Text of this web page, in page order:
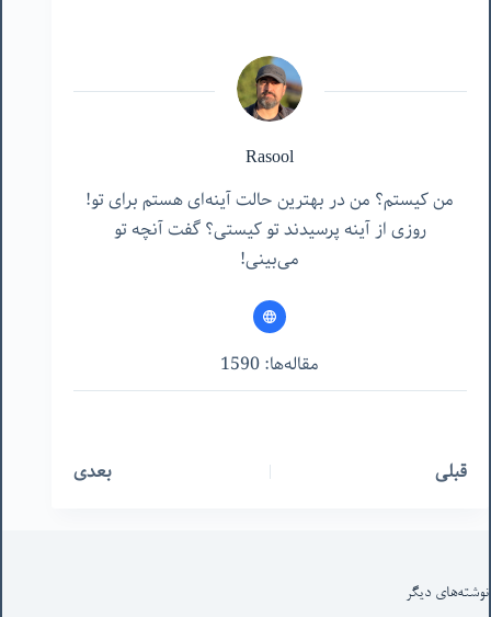
Rasool
من کیستم؟ من در بهترین حالت آینه‌ای هستم برای تو!
روزی از آینه پرسیدند تو کیستی؟ گفت آنچه تو
می‌بینی!
مقاله‌ها: 1590
قبلی بعدی
نوشته‌های‌ دیگر